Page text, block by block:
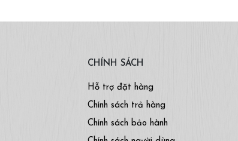
CHÍNH SÁCH
Hỗ trợ đặt hàng
Chính sách trả hàng
Chính sách bảo hành